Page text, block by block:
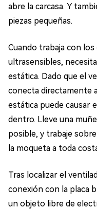
abre la carcasa. Y
piezas pequeñas.
Cuando trabaja con
ultrasensibles,
estática. Dado que el
conecta directamente
estática puede causar
dentro. Lleve una
posible, y trabaje
la moqueta a toda
Tras localizar el
conexión con la placa
un objeto libre de